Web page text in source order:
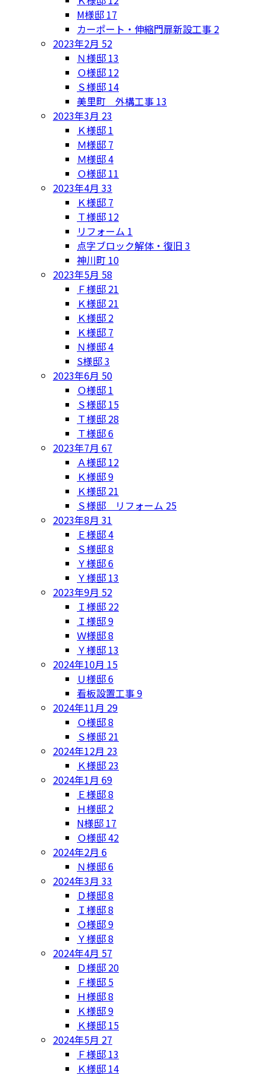
M様邸 17
カーポート・伸縮門扉新設工事 2
2023年2月 52
Ｎ様邸 13
Ｏ様邸 12
Ｓ様邸 14
美里町 外構工事 13
2023年3月 23
Ｋ様邸 1
Ｍ様邸 7
Ｍ様邸4
Ｏ様邸 11
2023年4月 33
Ｋ様邸 7
Ｔ様邸 12
リフォーム 1
点字ブロック解体・復旧 3
神川町 10
2023年5月 58
Ｆ様邸 21
Ｋ様邸 21
Ｋ様邸 2
Ｋ様邸 7
Ｎ様邸4
S様邸3
2023年6月 50
Ｏ様邸 1
Ｓ様邸 15
Ｔ様邸 28
Ｔ様邸6
2023年7月 67
Ａ様邸 12
Ｋ様邸9
Ｋ様邸 21
Ｓ様邸 リフォーム 25
2023年8月 31
Ｅ様邸4
Ｓ様邸8
Ｙ様邸6
Ｙ様邸 13
2023年9月 52
Ｉ様邸 22
Ｉ様邸9
Ｗ様邸8
Ｙ様邸 13
2024年10月 15
Ｕ様邸6
看板設置工事9
2024年11月 29
Ｏ様邸8
Ｓ様邸 21
2024年12月 23
Ｋ様邸 23
2024年1月 69
Ｅ様邸8
Ｈ様邸 2
N様邸 17
Ｏ様邸42
2024年2月 6
Ｎ様邸6
2024年3月 33
Ｄ様邸8
Ｉ様邸8
Ｏ様邸9
Ｙ様邸8
2024年4月 57
Ｄ様邸 20
Ｆ様邸 5
Ｈ様邸8
Ｋ様邸9
Ｋ様邸 15
2024年5月 27
Ｆ様邸 13
Ｋ様邸 14